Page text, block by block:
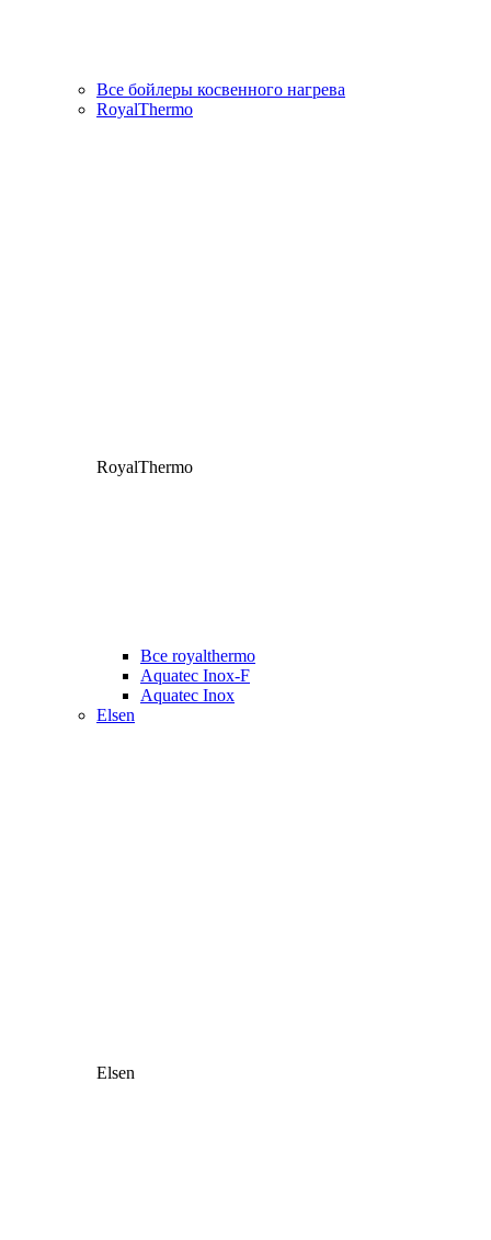
Все бойлеры косвенного нагрева
RoyalThermo
RoyalThermo
Все royalthermo
Aquatec Inox-F
Aquatec Inox
Elsen
Elsen